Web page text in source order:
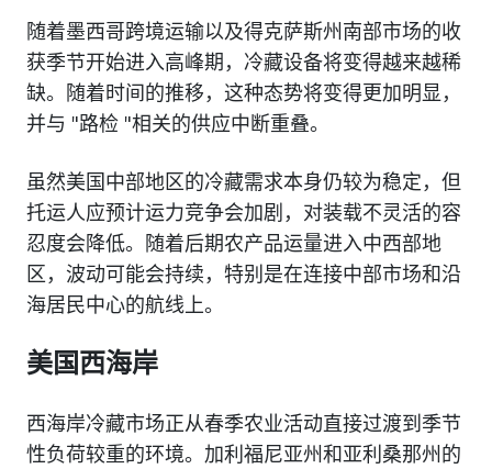
随着墨西哥跨境运输以及得克萨斯州南部市场的收
获季节开始进入高峰期，冷藏设备将变得越来越稀
缺。随着时间的推移，这种态势将变得更加明显，
并与 "路检 "相关的供应中断重叠。
虽然美国中部地区的冷藏需求本身仍较为稳定，但
托运人应预计运力竞争会加剧，对装载不灵活的容
忍度会降低。随着后期农产品运量进入中西部地
区，波动可能会持续，特别是在连接中部市场和沿
海居民中心的航线上。
美国西海岸
西海岸冷藏市场正从春季农业活动直接过渡到季节
性负荷较重的环境。加利福尼亚州和亚利桑那州的